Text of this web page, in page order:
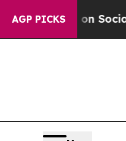
AGP PICKSon Social Media